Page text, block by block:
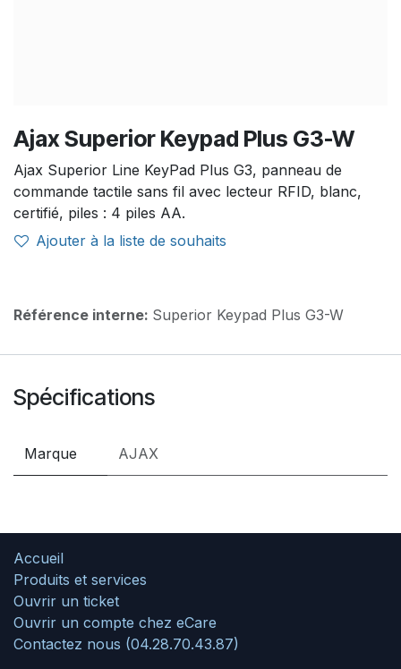
Ajax Superior Keypad Plus G3-W
Ajax Superior Line KeyPad Plus G3, panneau de
commande tactile sans fil avec lecteur RFID, blanc,
certifié, piles : 4 piles AA.
Ajouter à la liste de souhaits
Référence interne: Superior Keypad Plus G3-W
Spécifications
Marque AJAX
Accueil
Produits et services
Ouvrir un ticket
Ouvrir un compte chez eCare
Contactez nous (04.28.70.43.87)